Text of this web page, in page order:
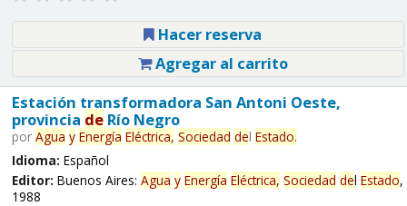
Hacer reserva
Agregar al carrito
Estación transformadora San Antoni Oeste,
provincia deRío Negro
por Agua y Energía Eléctrica, Sociedad del Estado.
Idioma: Español
Editor: Buenos Aires: Agua y Energía Eléctrica, Sociedad del Estado,
1988